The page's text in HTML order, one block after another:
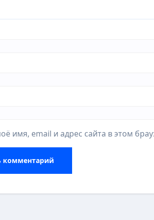
имя, email и адрес сайта в этом